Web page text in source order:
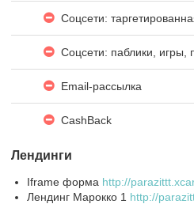
Соцсети:
Соцсети: паблики, игры,
Email-рассылка
CashBack
Лендинги
Iframe форма http://
Лендинг Марокко 1 http://